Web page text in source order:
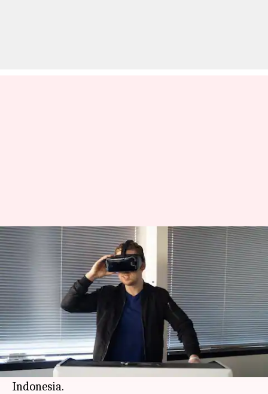
Dampak Realitas Virtual pada
Startup Teknologi Indonesia
menulis Taufiq Al Jufri Sep 16, 2025 03:19 pm
Apa ceritanya
Realitas virtual (VR) telah menjadi salah satu
inovasi teknologi yang menarik perhatian
banyak pihak, termasuk startup teknologi di
Indonesia.